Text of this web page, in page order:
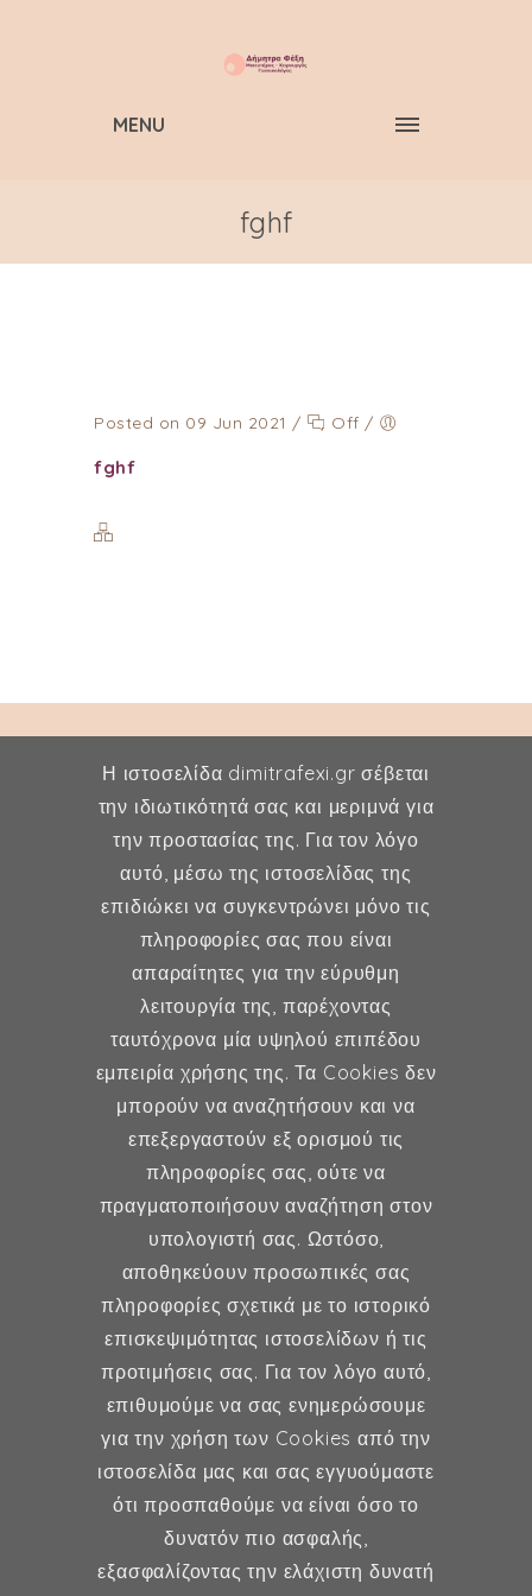
MENU
fghf
Posted on 09 Jun 2021 / Off /
fghf
Δήμητρα Φέξη
MD, MSc, FMH
Μαιευτήρας - Χειρουργός
Γυναικολόγος
Μέλος ESHRE, ISA, FMH
Γυναικολογία
Υποβοηθούμενη Αναπαραγωγή
Μαιευτική
Επικοινωνία
Κερασούντος 5, Αθήνα 115 28
(30) 211 42 33 309
fexidr@gmail.com
Η ιστοσελίδα dimitrafexi.gr σέβεται
την ιδιωτικότητά σας και μεριμνά για
την προστασίας της. Για τον λόγο
αυτό, μέσω της ιστοσελίδας της
επιδιώκει να συγκεντρώνει μόνο τις
πληροφορίες σας που είναι
απαραίτητες για την εύρυθμη
λειτουργία της, παρέχοντας
ταυτόχρονα μία υψηλού επιπέδου
εμπειρία χρήσης της. Τα Cookies δεν
μπορούν να αναζητήσουν και να
επεξεργαστούν εξ ορισμού τις
πληροφορίες σας, ούτε να
πραγματοποιήσουν αναζήτηση στον
υπολογιστή σας. Ωστόσο,
αποθηκεύουν προσωπικές σας
πληροφορίες σχετικά με το ιστορικό
επισκεψιμότητας ιστοσελίδων ή τις
προτιμήσεις σας. Για τον λόγο αυτό,
επιθυμούμε να σας ενημερώσουμε
για την χρήση των Cookies από την
ιστοσελίδα μας και σας εγγυούμαστε
ότι προσπαθούμε να είναι όσο το
δυνατόν πιο ασφαλής,
εξασφαλίζοντας την ελάχιστη δυνατή